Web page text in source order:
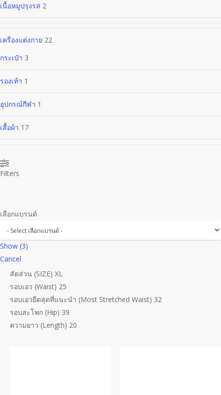
เนื้อหมูปรุงรส 2
เครื่องแต่งกาย 22
กระเป๋า 3
รองเท้า 1
อุปกรณ์กีฬา 1
เสื้อผ้า 17
Filters
เลือกแบรนด์
Show (3)
Cancel
สัดส่วน (SIZE) XL
รอบเอว (Waist) 25
รอบเอวยืดสุดที่แนะนำ (Most Stretched Waist) 32
รอบสะโพก (Hip) 39
ความยาว (Length) 20